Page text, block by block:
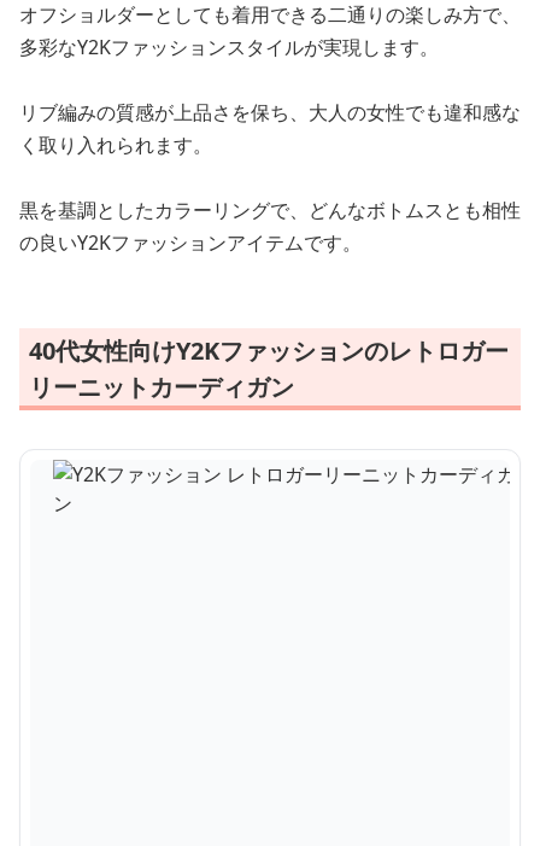
オフショルダーとしても着用できる二通りの楽しみ方で、
多彩なY2Kファッションスタイルが実現します。
リブ編みの質感が上品さを保ち、大人の女性でも違和感な
く取り入れられます。
黒を基調としたカラーリングで、どんなボトムスとも相性
の良いY2Kファッションアイテムです。
40代女性向けY2Kファッションのレトロガー
リーニットカーディガン